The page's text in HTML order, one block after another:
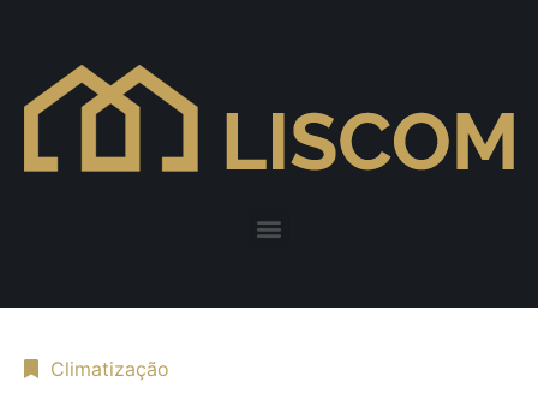
Climatização